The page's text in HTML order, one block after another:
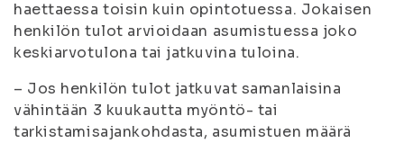
haettaessa toisin kuin opintotuessa. Jokaisen
henkilön tulot arvioidaan asumistuessa joko
keskiarvotulona tai jatkuvina tuloina.
– Jos henkilön tulot jatkuvat samanlaisina
vähintään 3 kuukautta myöntö- tai
tarkistamisajankohdasta, asumistuen määrä